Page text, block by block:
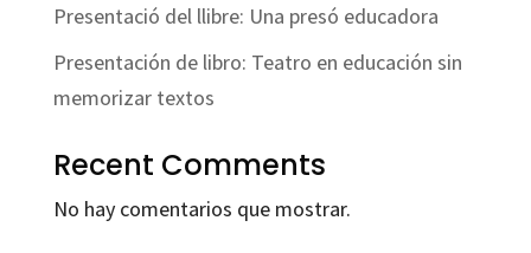
Presentació del llibre: Una presó educadora
Presentación de libro: Teatro en educación sin
memorizar textos
Recent Comments
No hay comentarios que mostrar.